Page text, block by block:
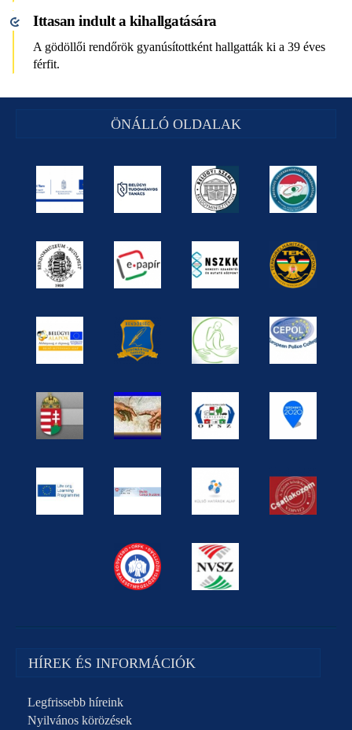
Ittasan indult a kihallgatására
A gödöllői rendőrök gyanúsítottként hallgatták ki a 39 éves
férfit.
ÖNÁLLÓ OLDALAK
HÍREK ÉS INFORMÁCIÓK
Legfrissebb híreink
Nyilvános körözések